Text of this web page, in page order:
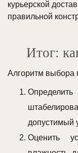
курьерской
правильной
Итог:
Алгоритм выбора
допустимый
Оценить